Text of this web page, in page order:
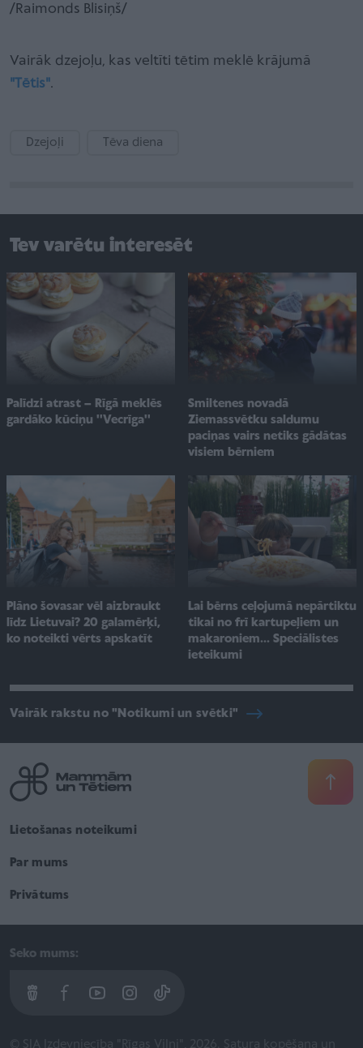
/Raimonds Blisiņš/
Vairāk dzejoļu, kas veltīti tētim meklē krājumā
"Tētis".
Dzejoļi Tēva diena
Tev varētu interesēt
Palīdzi atrast – Rīgā meklēs
gardāko kūciņu ''Vecrīga''
Smiltenes novadā
Ziemassvētku saldumu
paciņas vairs netiks gādātas
visiem bērniem
Plāno šovasar vēl aizbraukt
līdz Lietuvai? 20 galamērķi,
ko noteikti vērts apskatīt
Lai bērns ceļojumā nepārtiktu
tikai no frī kartupeļiem un
makaroniem... Speciālistes
ieteikumi
Vairāk rakstu no "Notikumi un svētki"
Lietošanas noteikumi
Par mums
Privātums
Seko mums:
© SIA Izdevniecība "Rīgas Viļņi", 2026. Satura kopēšana un